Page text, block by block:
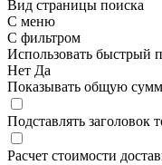
Вид страницы поиска
С меню
С фильтром
Использовать быстрый
Нет Да
Показывать общую
Подставлять заголовок
Расчет стоимости